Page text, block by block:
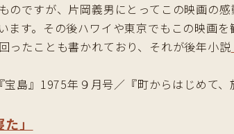
のですが、片岡義男にとってこの映画の
ます。その後ハワイや東京でもこの映画
ったことも書かれており、それが後年小説
宝島』1975年９月号／『町からはじめて
」